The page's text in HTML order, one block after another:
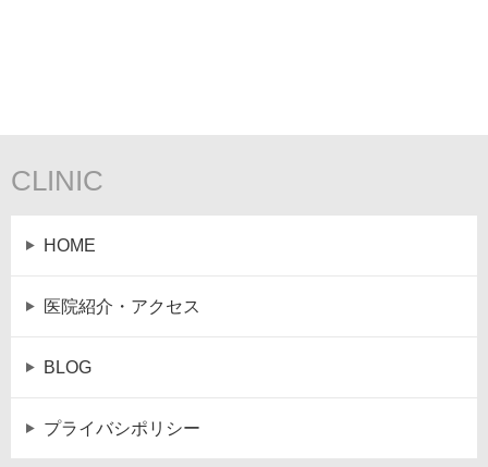
CLINIC
HOME
医院紹介・アクセス
BLOG
プライバシポリシー